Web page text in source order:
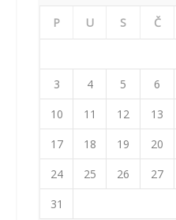
P U S Č
3
4 5 6
10
11 12 13
17
18 19 20
24
25 26 27
31